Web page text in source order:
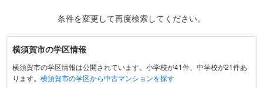
条件を変更して再度検索してください。
横
須
賀
市
横須賀市の学区情報
横須賀市の学区情報は公開されています。小学校が41件、中学校が21件あ
ります。 横須賀市の学区から中古マンションを探す